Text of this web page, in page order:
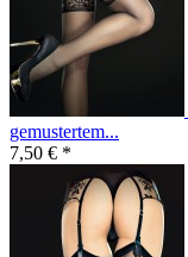
gemustertem...
7,50 € *